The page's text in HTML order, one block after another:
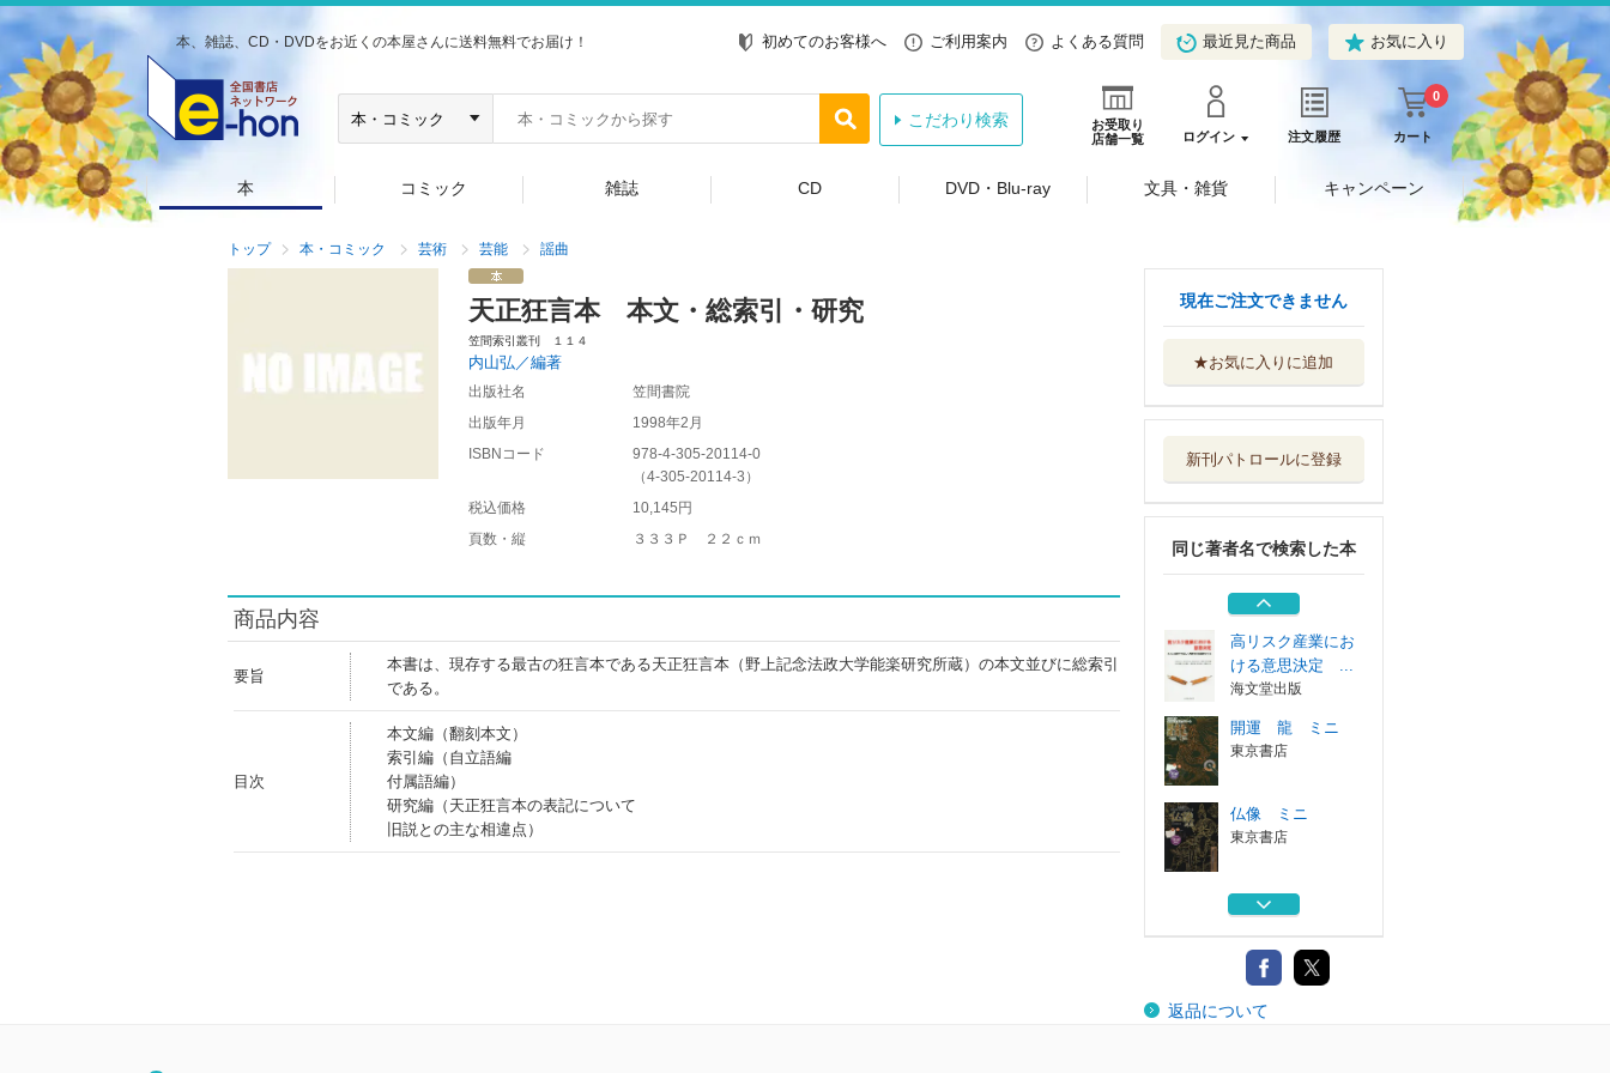
本、雑誌、CD・DVDをお近くの本屋さんに送料無料でお届け！ 初めてのお客様へ ご利用案内 よくある質問 最近見た商品 お気に入り
お受取り
店舗一覧
ログイン 注文履歴 カート
0
こだわり検索
本 コミック 雑誌 CD DVD・Blu-ray 文具・雑貨 キャンペーン
トップ 本・コミック 芸術 芸能 謡曲
天正狂言本 本文・総索引・研究
笠間索引叢刊 １１４
内山弘／編著
出版社名
笠間書院
出版年月
1998年2月
ISBNコード
978-4-305-20114-0
（4-305-20114-3 ）
税込価格
10,145円
頁数・縦
３３３Ｐ ２２ｃｍ
商品内容
要旨
本書は、現存する最古の狂言本である天正狂言本（野上記念法政大学能楽研究所蔵）の本文並びに総索引
である。
目次
本文編（翻刻本文）
索引編（自立語編
付属語編）
研究編（天正狂言本の表記について
旧説との主な相違点）
現在ご注文できません
★お気に入りに追加
新刊パトロールに登録
同じ著者名で検索した本
開運 龍 ミニ
東京書店
仏像 ミニ
基礎からわかる機
器分析
森北出版
高リスク産業にお
ける意思決定 ...
海文堂出版
開運 龍 ミニ
東京書店
仏像 ミニ
東京書店
基礎からわかる機
森北出版
高リスク産業にお
ける意思決定 ...
返品について